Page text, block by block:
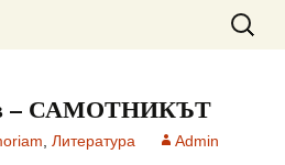
и
за:
– САМОТНИКЪТ
Литература Admin